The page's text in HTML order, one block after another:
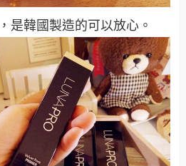
是韓國製造的可以放心。